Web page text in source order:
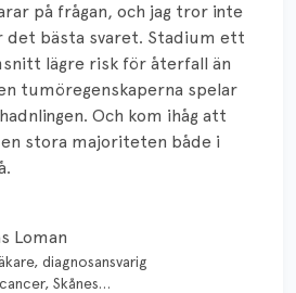
på frågan, och jag tror inte
bästa svaret. Stadium ett
lägre risk för återfall än
tumöregenskaperna spelar
Och kom ihåg att
stora majoriteten både i
Loman
diagnosansvarig
Skånes